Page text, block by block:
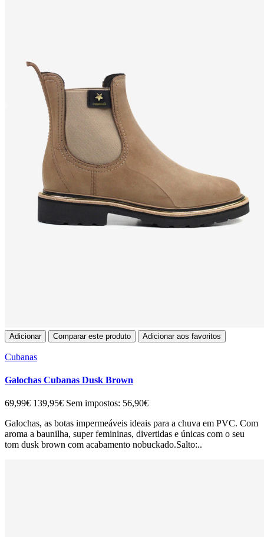
Adicionar Comparar este produto Adicionar aos favoritos
Cubanas
Galochas Cubanas Dusk Brown
69,99€ 139,95€ Sem impostos: 56,90€
Galochas, as botas impermeáveis ideais para a chuva em PVC. Com
aroma a baunilha, super femininas, divertidas e únicas com o seu
tom dusk brown com acabamento nobuckado.Salto:..